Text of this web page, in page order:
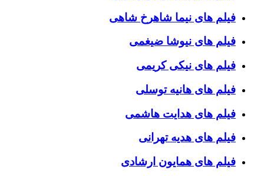
فیلم های نیما شاهرخ شاهی
فیلم های نیوشا ضیغمی
فیلم های نیکی کریمی
فیلم های هانیه توسلی
فیلم های هدایت هاشمی
فیلم های هدیه تهرانی
فیلم های همایون ارشادی